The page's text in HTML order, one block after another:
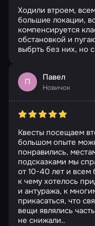
Ходили втроем,
большие локации,
компенсируется
обстановкой и
выбрть без них, но
П Павел
Новичок
Квесты посещаем
большом опыте
понравились,
подсказками мы
от 10-40 лет и всем
к чему хотелось
и антуража, к
прикасаться, что
вещи являлись
не снижали..